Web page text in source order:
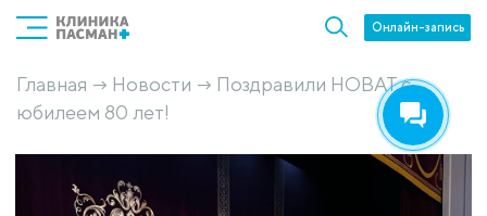
Онлайн-запись
Главная → Новости → Поздравили НОВАТ с
юбилеем 80 лет!